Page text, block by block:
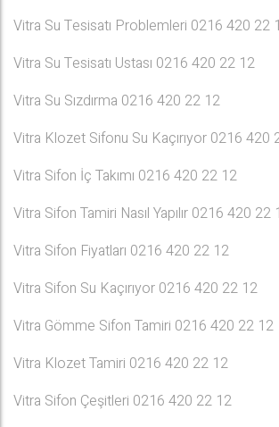
Vitra Su Tesisatı Problemleri 0216 420 22
Vitra Su Tesisatı Ustası 0216 420 22 12
Vitra Su Sızdırma 0216 420 22 12
Vitra Klozet Sifonu Su Kaçırıyor 0216 420
Vitra Sifon İç Takımı 0216 420 22 12
Vitra Sifon Tamiri Nasıl Yapılır 0216 420 22
Vitra Sifon Fiyatları 0216 420 22 12
Vitra Sifon Su Kaçırıyor 0216 420 22 12
Vitra Gömme Sifon Tamiri 0216 420 22 12
Vitra Klozet Tamiri 0216 420 22 12
Vitra Sifon Çeşitleri 0216 420 22 12